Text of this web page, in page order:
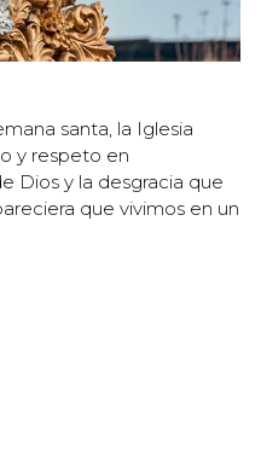
santa, la Iglesia
y respeto en
Dios y la desgracia que
que vivimos en un